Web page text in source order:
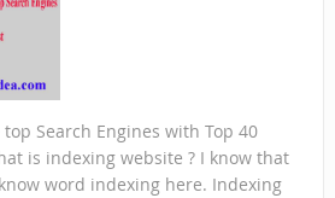
Search Engines with Top 40
is indexing website ? I know that
word indexing here. Indexing